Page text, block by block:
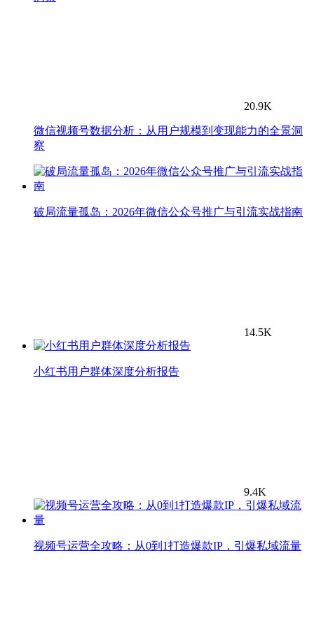
20.9K
微信视频号数据分析：从用户规模到变现能力的全景洞
察
破局流量孤岛：2026年微信公众号推广与引流实战指南
14.5K
小红书用户群体深度分析报告
9.4K
视频号运营全攻略：从0到1打造爆款IP，引爆私域流量